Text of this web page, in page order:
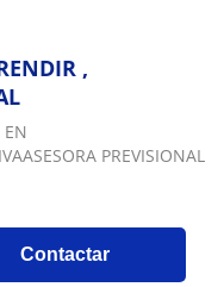
,
EN
PREVISIONAL
Contactar